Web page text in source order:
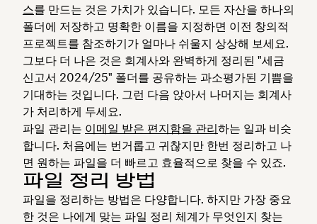
스를 만드는 것은 가치가 있습니다. 모든 자산을 하나의
폴더에 저장하고 명확한 이름을 지정하면 이전 창의적
프로젝트를 참조하기가 얼마나 쉬울지 상상해 보세요.
그보다 더 나은 것은 회계사와 완벽하게 정리된 "세금
신고서 2024/25" 폴더를 공유하는 과소평가된 기쁨을
기대하는 것입니다. 그런 다음 앉아서 나머지는 회계사
가 처리하게 두세요.
파일 관리는 이메일 받은 편지함을 관리하는 일과 비슷
합니다. 처음에는 번거롭고 귀찮지만 한번 정리하고 나
면 원하는 파일을 더 빠르고 효율적으로 찾을 수 있죠.
파일 정리 방법
파일을 정리하는 방법은 다양합니다. 하지만 가장 중요
한 것은 나에게 맞는 파일 정리 체계가 무엇인지 찾는